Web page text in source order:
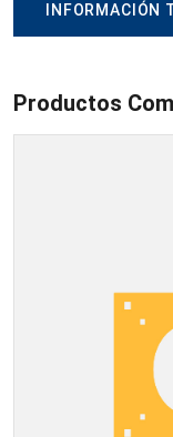
INFORMACIÓN
Productos